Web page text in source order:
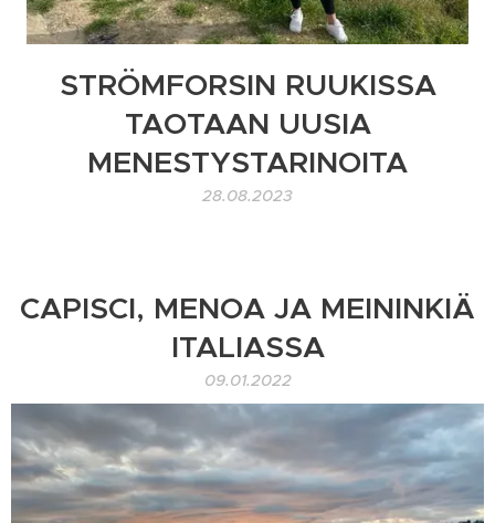
STRÖMFORSIN RUUKISSA
TAOTAAN UUSIA
MENESTYSTARINOITA
28.08.2023
CAPISCI, MENOA JA MEININKIÄ
ITALIASSA
09.01.2022